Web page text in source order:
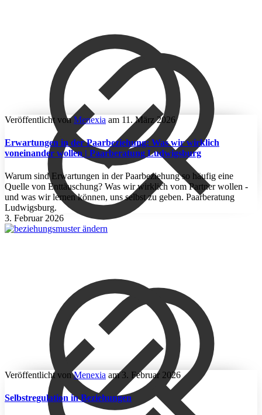
Veröffentlicht vonMenexia am 11. März 2026
Erwartungen in der Paarbeziehung: Was wir wirklich
voneinander wollen | Paarberatung Ludwigsburg
Warum sind Erwartungen in der Paarbeziehung so häufig eine
Quelle von Enttäuschung? Was wir wirklich vom Partner wollen -
und was wir lernen können, uns selbst zu geben. Paarberatung
Ludwigsburg.
3. Februar 2026
Veröffentlicht vonMenexia am3. Februar 2026
Selbstregulation in Beziehungen